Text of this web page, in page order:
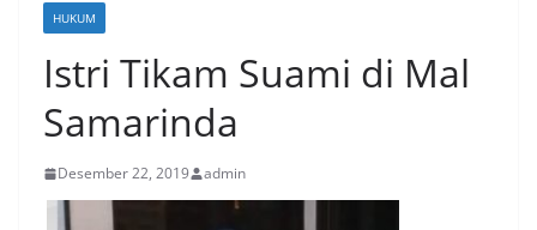
HUKUM
Istri Tikam Suami di Mal
Samarinda
Desember 22, 2019 admin